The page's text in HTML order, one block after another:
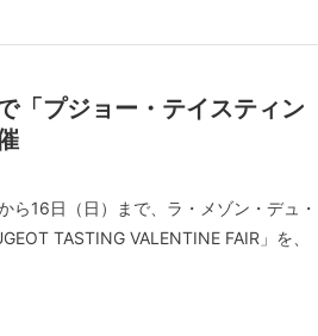
「プジョー・テイスティン
16日（日）まで、ラ・メゾン・デュ・
TASTING VALENTINE FAIR」を、